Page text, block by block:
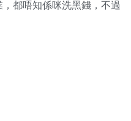
都唔知係咪洗黑錢，不過